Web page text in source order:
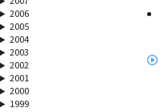
2006
2005
2004
2003
2002
2001
2000
1999